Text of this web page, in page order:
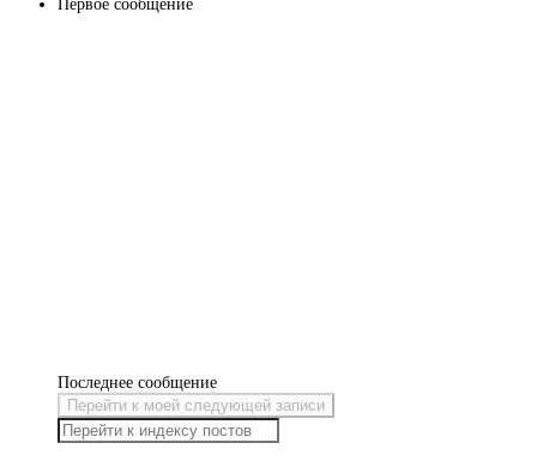
Первое сообщение
Последнее сообщение
Перейти к моей следующей записи